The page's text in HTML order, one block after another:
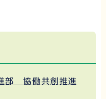
部 協働共創推進